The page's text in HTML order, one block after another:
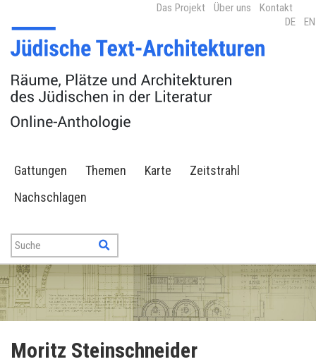
Das Projekt Über uns
Kontakt
DE
EN
Gattungen Themen Karte
Zeitstrahl
Nachschlagen
Moritz Steinschneider